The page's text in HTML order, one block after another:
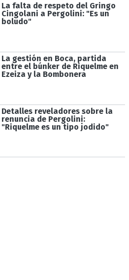
La falta de respeto del Gringo
Cingolani a Pergolini: "Es un
boludo"
La gestión en Boca, partida
entre el búnker de Riquelme en
Ezeiza y la Bombonera
Detalles reveladores sobre la
renuncia de Pergolini:
"Riquelme es un tipo jodido"